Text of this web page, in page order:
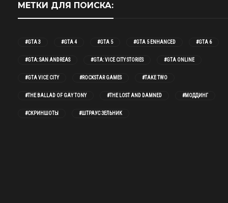
МЕТКИ ДЛЯ ПОИСКА:
#GTA 3 #GTA 4 #GTA 5 #GTA 5 ENHANCED #GTA 6
#GTA: SAN ANDREAS #GTA: VICE CITY STORIES #GTA ONLINE
#GTA VICE CITY #ROCKSTAR GAMES #TAKE TWO
#THE BALLAD OF GAY TONY #THE LOST AND DAMNED #МОДДИНГ
#СКРИНШОТЫ #ШТРАУС ЗЕЛЬНИК